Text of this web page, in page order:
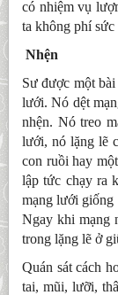
có nhiệm vụ
ta không phí
Nhện
Sư được một
lưới. Nó dệt
nhện. Nó treo
lưới, nó lặng lẽ
con ruồi hay
lập tức chạy ra
mạng lưới giống
Ngay khi mạng
trong lặng lẽ ở
Quán sát cách
tai, mũi, lưỡi,